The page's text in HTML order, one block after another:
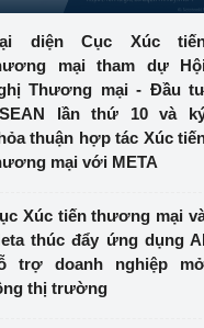
diện Cục Xúc
mại tham dự
Thương mại - Đầu
lần thứ 10 và
thuận hợp tác Xúc
mại với META
Xúc tiến thương mại
thúc đẩy ứng dụng
trợ doanh nghiệp
thị trường